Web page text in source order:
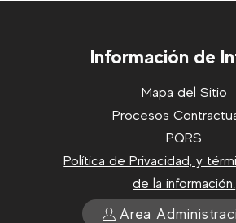
Información de
Mapa del Sitio
Procesos
PQRS
Política de Privacidad, y
de la información.
Area